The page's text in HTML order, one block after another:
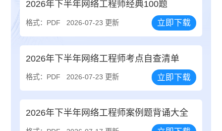
2026年下半年网络工程师经典100题
格式：PDF 2026-07-23 更新 立即下载
2026年下半年网络工程师考点自查清单
格式：PDF 2026-07-23 更新 立即下载
2026年下半年网络工程师案例题背诵大全